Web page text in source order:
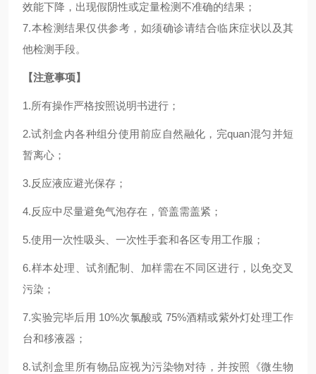
效能下降，出现假阴性或定量检测不准确的结果；
7.本检测结果仅供参考，如须确诊请结合临床症状以及其
他检测手段。
【注意事项】
1.所有操作严格按照说明书进行；
2.试剂盒内各种组分使用前应自然融化，完quan混匀并短
暂离心；
3.反应液应避光保存；
4.反应中尽量避免气泡存在，管盖需盖紧；
5.使用一次性吸头、一次性手套和各区专用工作服；
6.样本处理、试剂配制、加样需在不同区进行，以免交叉
污染；
7.实验完毕后用 10%次氯酸或 75%酒精或紫外灯处理工作
台和移液器；
8.试剂盒里所有物品应视为污染物对待，并按照《微生物